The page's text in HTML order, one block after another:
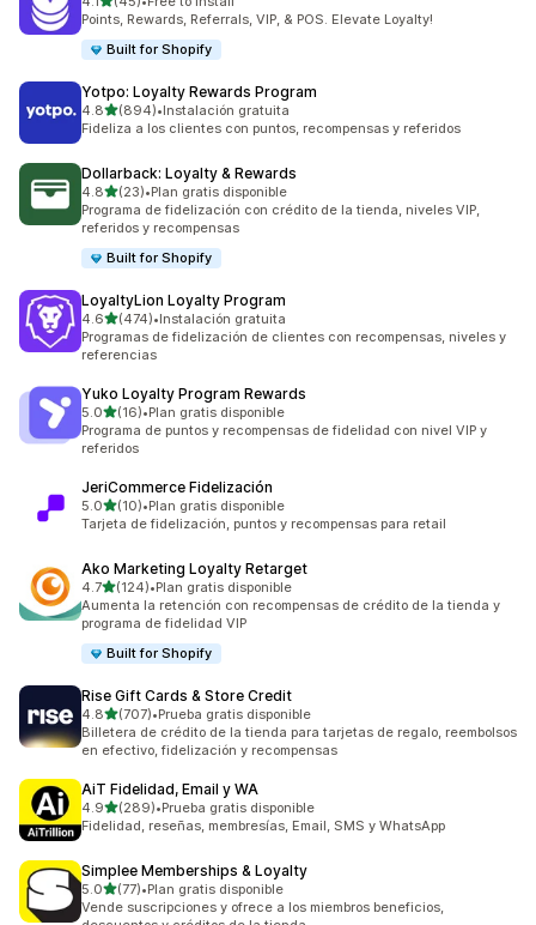
45 reseñas en total
Points, Rewards, Referrals, VIP, & POS. Elevate Loyalty!
Built for Shopify
Yotpo: Loyalty Rewards Program
4.8de 5 estrellas
(894)
894 reseñas en total
•Instalación gratuita
Fideliza a los clientes con puntos, recompensas y referidos
Dollarback: Loyalty & Rewards
4.8de 5 estrellas
(23)
23 reseñas en total
•Plan gratis disponible
Programa de fidelización con crédito de la tienda, niveles VIP,
referidos y recompensas
Built for Shopify
LoyaltyLion Loyalty Program
4.6de 5 estrellas
(474)
474 reseñas en total
•Instalación gratuita
Programas de fidelización de clientes con recompensas, niveles y
referencias
Yuko Loyalty Program Rewards
5.0de 5 estrellas
(16)
16 reseñas en total
•Plan gratis disponible
Programa de puntos y recompensas de fidelidad con nivel VIP y
referidos
JeriCommerce Fidelización
5.0de 5 estrellas
(10)
10 reseñas en total
•Plan gratis disponible
Tarjeta de fidelización, puntos y recompensas para retail
Ako Marketing Loyalty Retarget
4.7de 5 estrellas
(124)
124 reseñas en total
•Plan gratis disponible
Aumenta la retención con recompensas de crédito de la tienda y
programa de fidelidad VIP
Built for Shopify
Rise Gift Cards & Store Credit
4.8de 5 estrellas
(707)
707 reseñas en total
•Prueba gratis disponible
Billetera de crédito de la tienda para tarjetas de regalo, reembolsos
en efectivo, fidelización y recompensas
AiT Fidelidad, Email y WA
4.9de 5 estrellas
(289)
289 reseñas en total
•Prueba gratis disponible
Fidelidad, reseñas, membresías, Email, SMS y WhatsApp
Simplee Memberships & Loyalty
5.0de 5 estrellas
(77)
77 reseñas en total
•Plan gratis disponible
Vende suscripciones y ofrece a los miembros beneficios,